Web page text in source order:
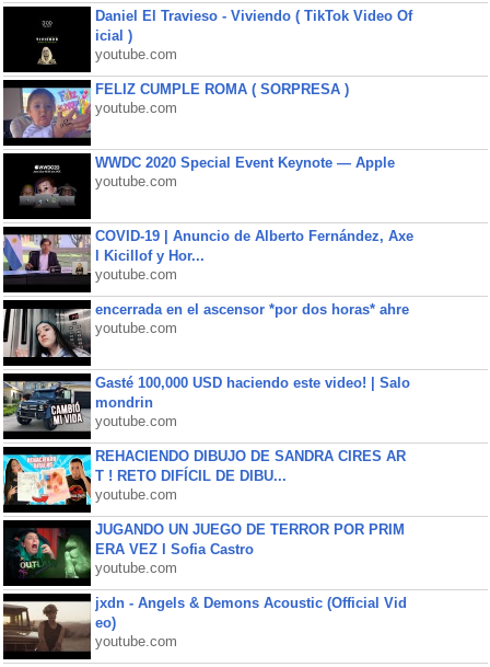
Daniel El Travieso - Viviendo ( TikTok Video Of
icial )
youtube.com
FELIZ CUMPLE ROMA ( SORPRESA )
youtube.com
WWDC 2020 Special Event Keynote — Apple
youtube.com
COVID-19 | Anuncio de Alberto Fernández, Axe
l Kicillof y Hor...
youtube.com
encerrada en el ascensor *por dos horas* ahre
youtube.com
Gasté 100,000 USD haciendo este video! | Salo
mondrin
youtube.com
REHACIENDO DIBUJO DE SANDRA CIRES AR
T ! RETO DIFÍCIL DE DIBU...
youtube.com
JUGANDO UN JUEGO DE TERROR POR PRIM
ERA VEZ l Sofia Castro
youtube.com
jxdn - Angels & Demons Acoustic (Official Vid
eo)
youtube.com